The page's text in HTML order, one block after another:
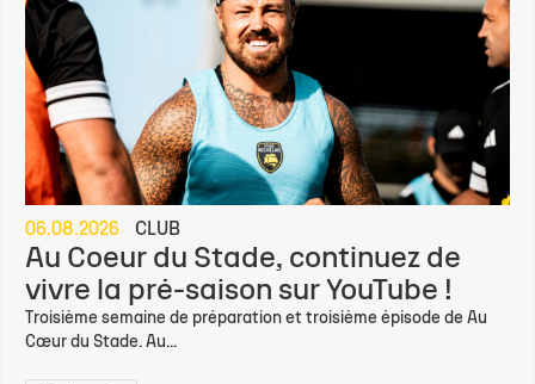
06.08.2026 CLUB
Au Coeur du Stade, continuez de
vivre la pré-saison sur YouTube !
Troisième semaine de préparation et troisième épisode de Au
Cœur du Stade. Au...